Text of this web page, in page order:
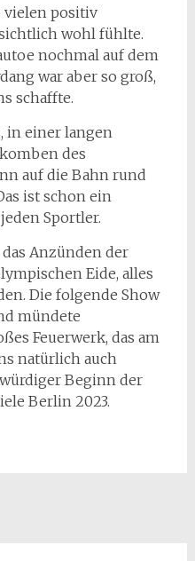
vielen positiv
wohl fühlte.
nochmal auf dem
war aber so groß,
schaffte.
in einer langen
des
auf die Bahn rund
ist schon ein
Sportler.
Anzünden der
Eide, alles
Die folgende Show
mündete
Feuerwerk, das am
natürlich auch
Beginn der
Berlin 2023.